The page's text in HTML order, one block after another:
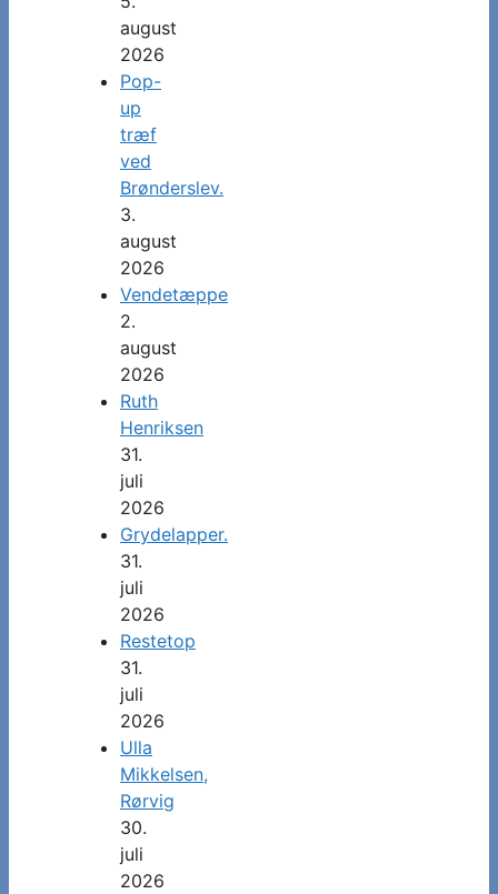
august
2026
Pop-
up
træf
ved
Brønderslev.
3.
august
2026
Vendetæppe
2.
august
2026
Ruth
Henriksen
31.
juli
2026
Grydelapper.
31.
juli
2026
Restetop
31.
juli
2026
Ulla
Mikkelsen,
Rørvig
30.
juli
2026